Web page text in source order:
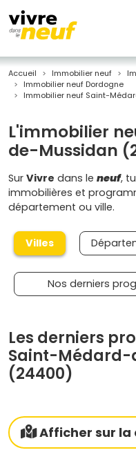
Accueil Immobilier neuf
Immobilier neuf Dordogne
Immobilier neuf Saint-
L'immobilier
de-Mussidan
Sur Vivre dans le neuf,
immobilières et
département ou ville.
Villes
Nos derniers
Les derniers
Saint-Médard-
(24400)
Afficher sur la